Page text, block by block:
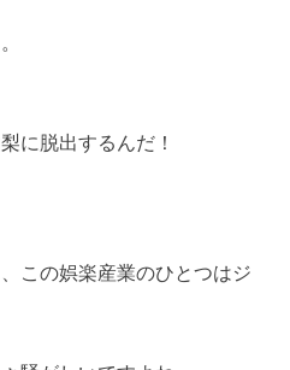
に脱出するんだ！
この娯楽産業のひとつはジ